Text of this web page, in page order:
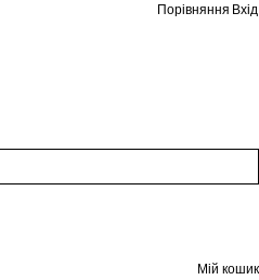
Порівняння Вхід
Мій кошик